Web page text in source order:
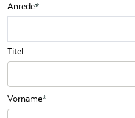
Anrede
Titel
Vorname